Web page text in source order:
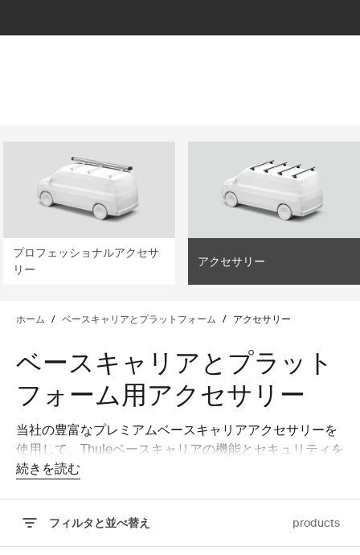
プロフェッショナルアクセサ
リー
アクセサリー
ホーム / ベースキャリアとプラットフォーム / アクセサリー
ベースキャリアとプラット
フォーム用アクセサリー
当社の豊富なプレミアムベースキャリアアクセサリーを
使用して、Thuleベースキャリアの機能とセキュリティを
強化してください。これらのアクセサリーは、保護と利
て開発されたこれらのアクセサリーにより、厳しい条件
や重い荷物にも簡単に対応することができます。
続きを読む
フィルタと並べ替え products